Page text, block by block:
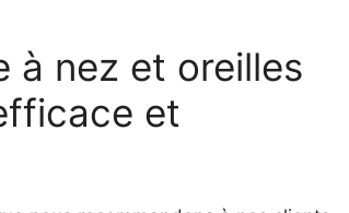
à nez et oreilles
et